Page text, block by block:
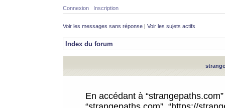
Connexion Inscription
Voir les messages sans réponse | Voir les sujets actifs
Index du forum
En accédant à